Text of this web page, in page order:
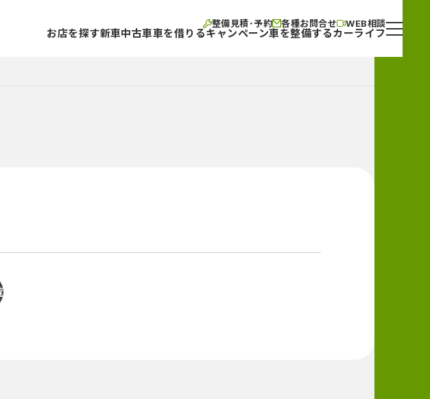
整備見積･予約 各種お問合せ WEB相談
お店を探す新車中古車車を借りるキャンペーン車を整備するカーライフ